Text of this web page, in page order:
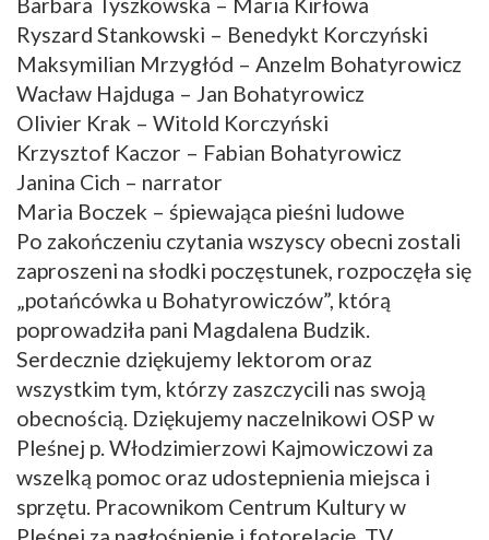
Barbara Tyszkowska – Maria Kirłowa
Ryszard Stankowski – Benedykt Korczyński
Maksymilian Mrzygłód – Anzelm Bohatyrowicz
Wacław Hajduga – Jan Bohatyrowicz
Olivier Krak – Witold Korczyński
Krzysztof Kaczor – Fabian Bohatyrowicz
Janina Cich – narrator
Maria Boczek – śpiewająca pieśni ludowe
Po zakończeniu czytania wszyscy obecni zostali
zaproszeni na słodki poczęstunek, rozpoczęła się
„potańcówka u Bohatyrowiczów”, którą
poprowadziła pani Magdalena Budzik.
Serdecznie dziękujemy lektorom oraz
wszystkim tym, którzy zaszczycili nas swoją
obecnością. Dziękujemy naczelnikowi OSP w
Pleśnej p. Włodzimierzowi Kajmowiczowi za
wszelką pomoc oraz udostepnienia miejsca i
sprzętu. Pracownikom Centrum Kultury w